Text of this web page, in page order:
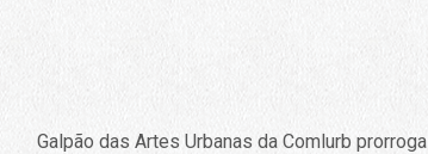
Galpão das Artes Urbanas da Comlurb prorroga